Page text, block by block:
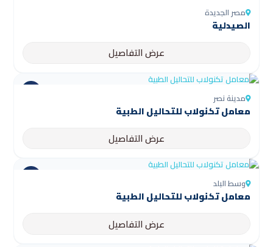
مصر الجديدة
الصيدلية
عرض التفاصيل
مدينة نصر
معامل تكنولاب للتحاليل الطبية
عرض التفاصيل
وسط البلد
معامل تكنولاب للتحاليل الطبية
عرض التفاصيل